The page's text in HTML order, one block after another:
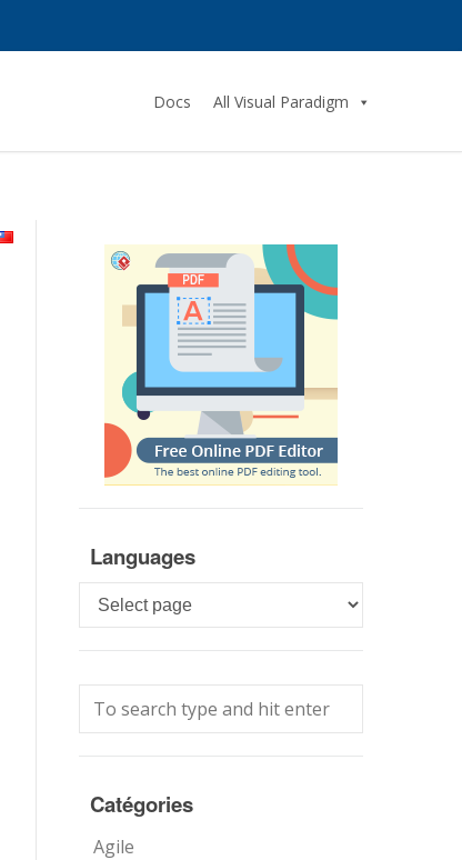
Docs All Visual Paradigm
Languages
Languages
Catégories
Agile